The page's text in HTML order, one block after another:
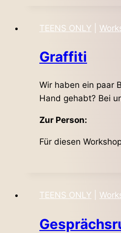
TEENS ONLY
Graffiti
Wir haben ein paar
Hand gehabt? Bei
Zur Person:
Für diesen
TEENS ONLY